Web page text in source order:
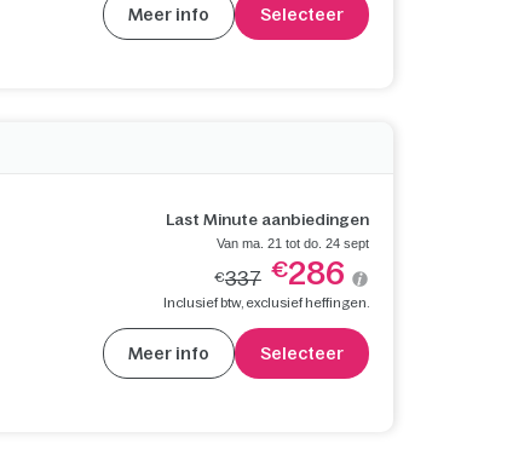
Meer info Selecteer
Last Minute aanbiedingen
Van ma. 21 tot do. 24 sept
€337 €286
Inclusief btw, exclusief heffingen.
Meer info Selecteer